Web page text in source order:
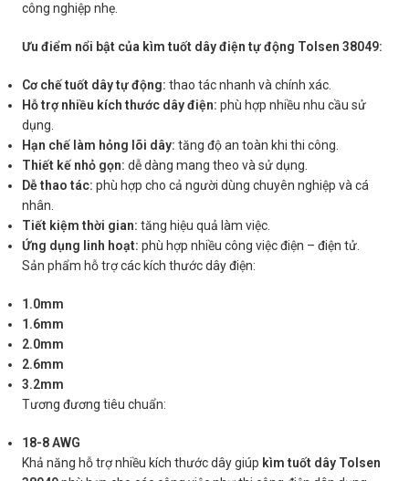
công nghiệp nhẹ.
Ưu điểm nổi bật của kìm tuốt dây điện tự động Tolsen 38049:
Cơ chế tuốt dây tự động: thao tác nhanh và chính xác.
Hỗ trợ nhiều kích thước dây điện: phù hợp nhiều nhu cầu sử
dụng.
Hạn chế làm hỏng lõi dây: tăng độ an toàn khi thi công.
Thiết kế nhỏ gọn: dễ dàng mang theo và sử dụng.
Dễ thao tác: phù hợp cho cả người dùng chuyên nghiệp và cá
nhân.
Tiết kiệm thời gian: tăng hiệu quả làm việc.
Ứng dụng linh hoạt: phù hợp nhiều công việc điện – điện tử.
Sản phẩm hỗ trợ các kích thước dây điện:
1.0mm
1.6mm
2.0mm
2.6mm
3.2mm
Tương đương tiêu chuẩn:
18-8 AWG
Khả năng hỗ trợ nhiều kích thước dây giúp kìm tuốt dây Tolsen